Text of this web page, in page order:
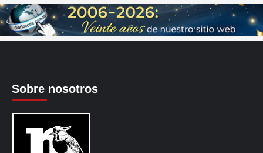
Sobre nosotros